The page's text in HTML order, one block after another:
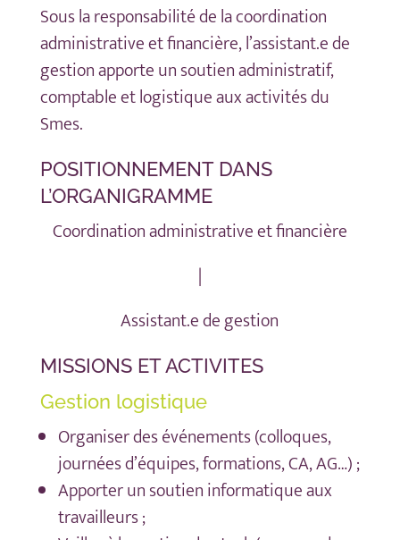
Sous la responsabilité de la coordination
administrative et financière, l’assistant.e de
gestion apporte un soutien administratif,
comptable et logistique aux activités du
Smes.
POSITIONNEMENT DANS
L’ORGANIGRAMME
Coordination administrative et financière
|
Assistant.e de gestion
MISSIONS ET ACTIVITES
Gestion logistique
Organiser des événements (colloques,
journées d’équipes, formations, CA, AG…) ;
Apporter un soutien informatique aux
travailleurs ;